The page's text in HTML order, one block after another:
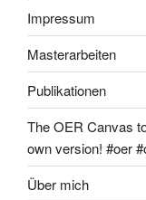
Impressum
Masterarbeiten
Publikationen
The OER Canvas
own version! #oer
Über mich